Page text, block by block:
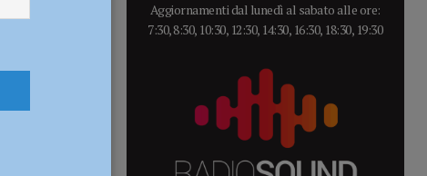
Aggiornamenti dal lunedì al sabato alle ore:
7:30, 8:30, 10:30, 12:30, 14:30, 16:30, 18:30, 19:30